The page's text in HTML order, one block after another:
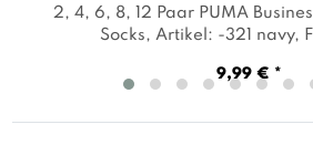
2, 4, 6, 8, 12 Paar PUMA
Socks, Artikel: -321 navy,
9,99 € *